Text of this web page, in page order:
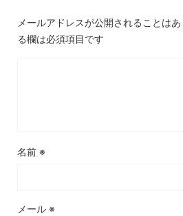
メールアドレスが公開されることはあ
る欄は必須項目です
名前 ※
メール ※